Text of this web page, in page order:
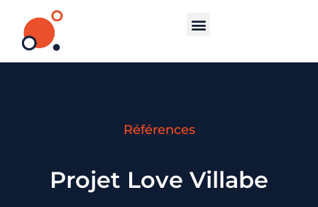
Références
Projet Love Villabe